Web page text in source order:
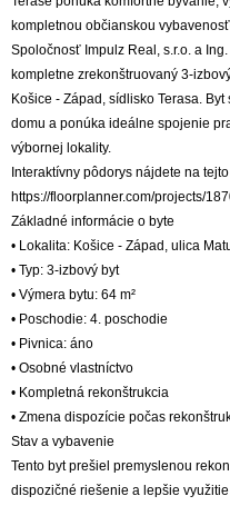
kompletnou občianskou
Spoločnosť Impulz Real, s.r.o. a
kompletne zrekonštruovaný 3-
Košice - Západ, sídlisko Terasa.
domu a ponúka ideálne spojenie
výbornej lokality.
Interaktívny pôdorys nájdete na
https://floorplanner.com/projects/
Základné informácie o byte
• Lokalita: Košice - Západ, ulica
• Typ: 3-izbový byt
• Výmera bytu: 64 m²
• Poschodie: 4. poschodie
• Pivnica: áno
• Osobné vlastníctvo
• Kompletná rekonštrukcia
• Zmena dispozície počas
Stav a vybavenie
Tento byt prešiel premyslenou
dispozičné riešenie a lepšie